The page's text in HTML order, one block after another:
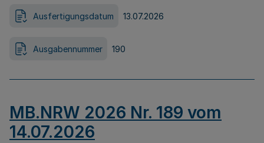
Ausfertigungsdatum 13.07.2026
Ausgabennummer 190
MB.NRW 2026 Nr. 189 vom
14.07.2026